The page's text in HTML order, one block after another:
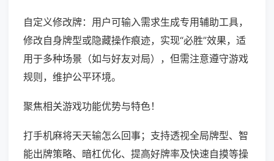
自定义修改牌：用户可输入需求生成专用辅助工具，
修改自身牌型或隐藏操作痕迹，实现“必胜”效果，适
用于多种场景（如与好友对局），但需注意遵守游戏
规则，维护公平环境。
聚焦相关游戏功能优势与特色！
打手机麻将天天输怎么回事；支持透视全局牌型、智
能出牌策略、暗杠优化、提高好牌率及快速自摸等操